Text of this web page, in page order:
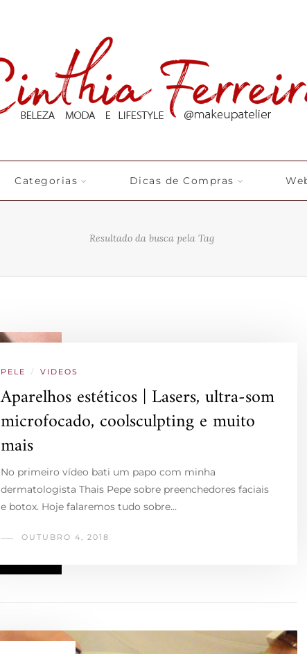
Categorias Dicas de Compras
Resultado da busca pela Tag
PELE / VIDEOS
Aparelhos estéticos | Lasers, ultra-som
microfocado, coolsculpting e muito
mais
No primeiro vídeo bati um papo com minha
dermatologista Thais Pepe sobre preenchedores faciais
e botox. Hoje falaremos tudo sobre…
OUTUBRO 4, 2018